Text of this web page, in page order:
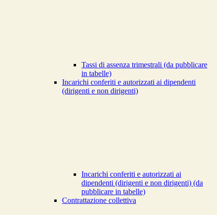
Tassi di assenza trimestrali (da pubblicare
in tabelle)
Incarichi conferiti e autorizzati ai dipendenti
(dirigenti e non dirigenti)
Incarichi conferiti e autorizzati ai
dipendenti (dirigenti e non dirigenti) (da
pubblicare in tabelle)
Contrattazione collettiva